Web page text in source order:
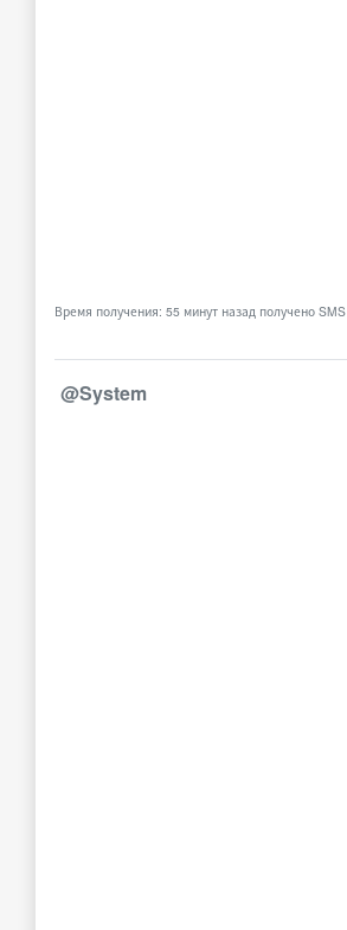
Время получения: 55 минут назад получено SMS
@System